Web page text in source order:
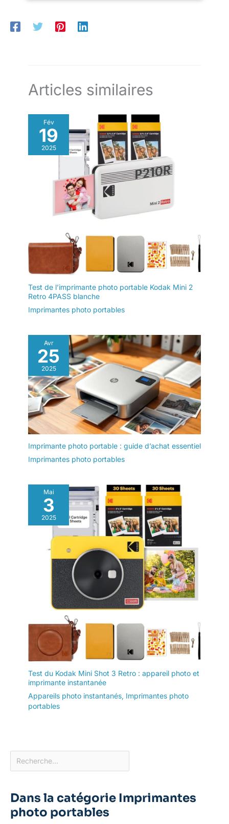
éternels. Imprimez des photos sans marge pour obtenir des
Articles similaires
Fév
19
2025
Test de l’imprimante photo portable Kodak Mini 2
Retro 4PASS blanche
Imprimantes photo portables
Avr
25
2025
Imprimante photo portable : guide d’achat essentiel
Imprimantes photo portables
Mai
3
2025
Test du Kodak Mini Shot 3 Retro : appareil photo et
imprimante instantanée
Appareils photo instantanés, Imprimantes photo
portables
Dans la catégorie Imprimantes
photo portables